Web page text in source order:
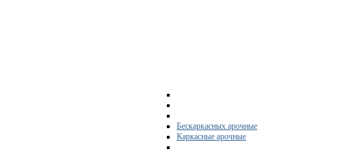
Бескаркасных арочные
Каркасные арочные